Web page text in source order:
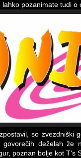
lahko pozanimate tudi o
so zvezdniški
deželah že
poznan bolje kot T's